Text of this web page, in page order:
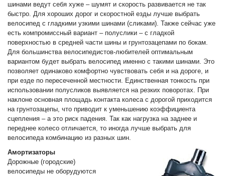
шинами ведут себя хуже – шумят и скорость развивается не так
быстро. Для хороших дорог и скоростной езды лучше выбрать
велосипед с гладкими узкими шинами (сликами). Также сейчас уже
есть компромиссный вариант – полуслики – с гладкой
поверхностью в средней части шины и грунтозацепами по бокам.
Для большинства велосипедистов-любителей оптимальным
вариантом будет выбрать велосипед именно с такими шинами. Это
позволяет одинаково комфортно чувствовать себя и на дороге, и
при езде по пересеченной местности. Единственная тонкость при
использовании полусликов выявляется на резких поворотах. При
наклоне основная площадь контакта колеса с дорогой приходится
на грунтозацепы, что приводит к уменьшению коэффициента
сцепления – а это риск падения. Так как нагрузка на заднее и
переднее колесо отличается, то иногда лучше выбрать для
велосипеда комбинацию из разных шин.
Амортизаторы
Дорожные (городские)
велосипеды не оборудуются